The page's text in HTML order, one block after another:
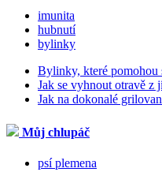
imunita
hubnutí
bylinky
Bylinky, které pomohou
Jak se vyhnout otravě z
Jak na dokonalé
Můj chlupáč
psí plemena